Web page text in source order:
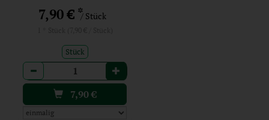
7,90 € */ Stück
Stück
Anzahl
7,90€